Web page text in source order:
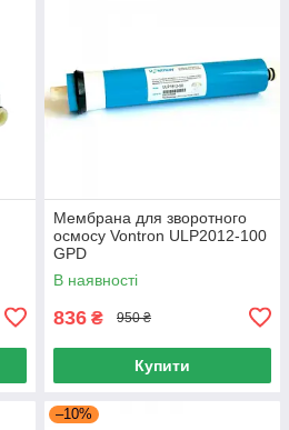
Мембрана для зворотного
осмосу Vontron ULP2012-100
GPD
В наявності
836 ₴ 950 ₴
Купити
–10%